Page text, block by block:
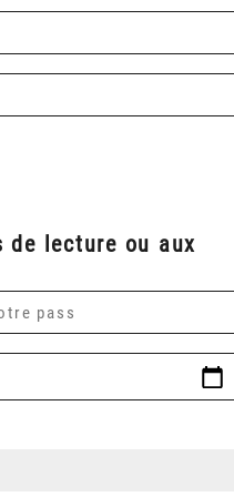
de lecture ou aux